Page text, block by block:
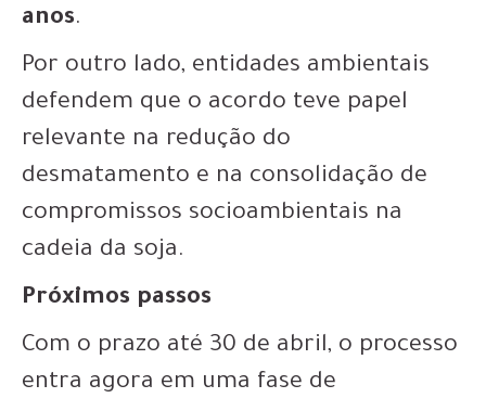
anos.
Por outro lado, entidades ambientais
defendem que o acordo teve papel
relevante na redução do
desmatamento e na consolidação de
compromissos socioambientais na
cadeia da soja.
Próximos passos
Com o prazo até 30 de abril, o processo
entra agora em uma fase de